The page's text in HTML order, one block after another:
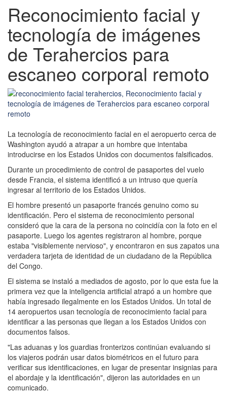
Reconocimiento facial y
tecnología de imágenes
de Terahercios para
escaneo corporal remoto
La tecnología de reconocimiento facial en el aeropuerto cerca de
Washington ayudó a atrapar a un hombre que intentaba
introducirse en los Estados Unidos con documentos falsificados.
Durante un procedimiento de control de pasaportes del vuelo
desde Francia, el sistema identificó a un intruso que quería
ingresar al territorio de los Estados Unidos.
El hombre presentó un pasaporte francés genuino como su
identificación. Pero el sistema de reconocimiento personal
consideró que la cara de la persona no coincidía con la foto en el
pasaporte. Luego los agentes registraron al hombre, porque
estaba "visiblemente nervioso", y encontraron en sus zapatos una
verdadera tarjeta de identidad de un ciudadano de la República
del Congo.
El sistema se instaló a mediados de agosto, por lo que esta fue la
primera vez que la inteligencia artificial atrapó a un hombre que
había ingresado ilegalmente en los Estados Unidos. Un total de
14 aeropuertos usan tecnología de reconocimiento facial para
identificar a las personas que llegan a los Estados Unidos con
documentos falsos.
"Las aduanas y los guardias fronterizos continúan evaluando si
los viajeros podrán usar datos biométricos en el futuro para
verificar sus identificaciones, en lugar de presentar insignias para
el abordaje y la identificación", dijeron las autoridades en un
comunicado.